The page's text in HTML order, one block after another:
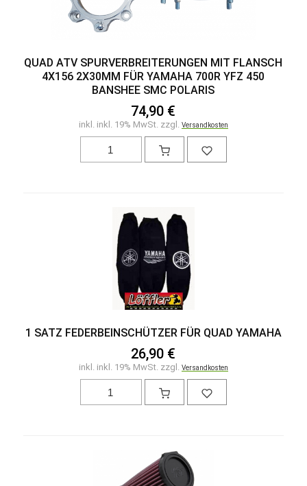
QUAD ATV SPURVERBREITERUNGEN MIT FLANSCH
4X156 2X30MM FÜR YAMAHA 700R YFZ 450
BANSHEE SMC POLARIS
74,90 €
inkl. inkl. 19% MwSt. zzgl. Versandkosten
1 SATZ FEDERBEINSCHÜTZER FÜR QUAD YAMAHA
26,90 €
inkl. inkl. 19% MwSt. zzgl. Versandkosten